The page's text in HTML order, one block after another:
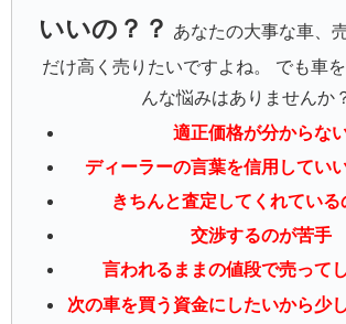
いいの？？ あなたの大事な車、
だけ高く売りたいですよね。 でも車
んな悩みはありませんか
適正価格が分からな
ディーラーの言葉を信用してい
きちんと査定してくれている
交渉するのが苦手
言われるままの値段で売って
次の車を買う資金にしたいから少